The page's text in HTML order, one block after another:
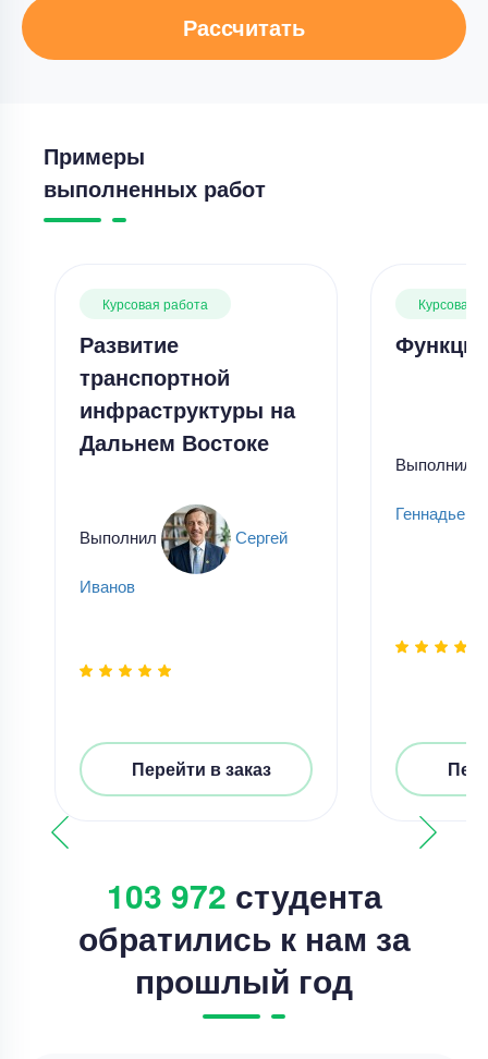
Рассчитать
Примеры
выполненных работ
Курсовая работа
Развитие
транспортной
инфраструктуры на
Дальнем Востоке
Выполнил Сергей
Иванов
Перейти в заказ
Курсовая
Выполнил
103 972 студента
обратились к нам за
прошлый год